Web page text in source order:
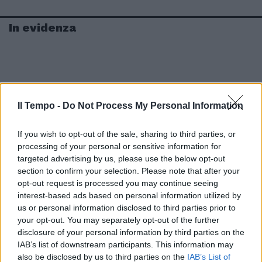
Il Tempo - Do Not Process My Personal Information
If you wish to opt-out of the sale, sharing to third parties, or
processing of your personal or sensitive information for
targeted advertising by us, please use the below opt-out
section to confirm your selection. Please note that after your
opt-out request is processed you may continue seeing
interest-based ads based on personal information utilized by
us or personal information disclosed to third parties prior to
your opt-out. You may separately opt-out of the further
disclosure of your personal information by third parties on the
IAB’s list of downstream participants. This information may
also be disclosed by us to third parties on the IAB’s List of
In evidenza